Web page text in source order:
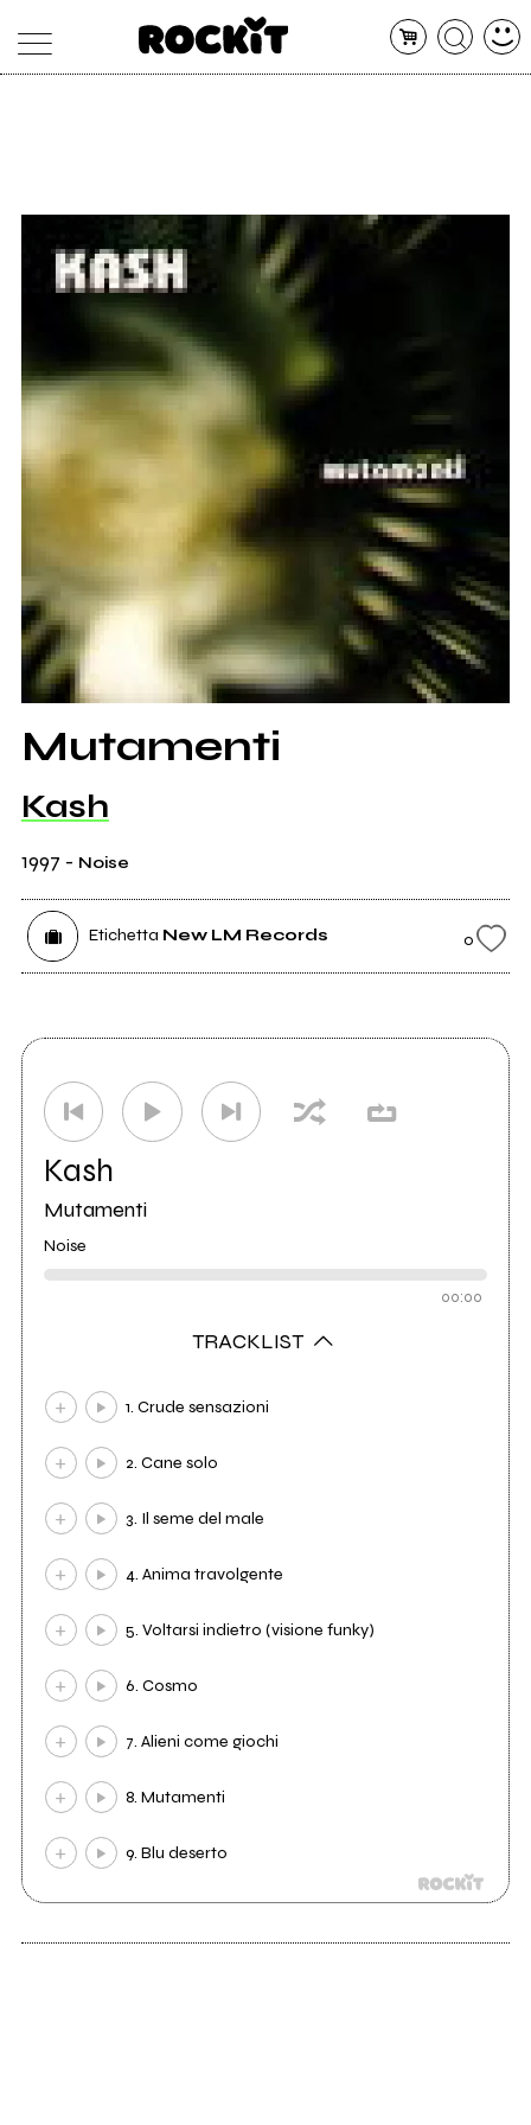
ARTISTI
CONCERTI
SHOP
RADIO
Mutamenti
Kash
1997 - Noise
Etichetta New LM Records 0
Kash
Mutamenti
Noise
00:00
TRACKLIST
1. Crude sensazioni
2. Cane solo
3. Il seme del male
4. Anima travolgente
5. Voltarsi indietro (visione funky)
6. Cosmo
7. Alieni come giochi
8. Mutamenti
9. Blu deserto